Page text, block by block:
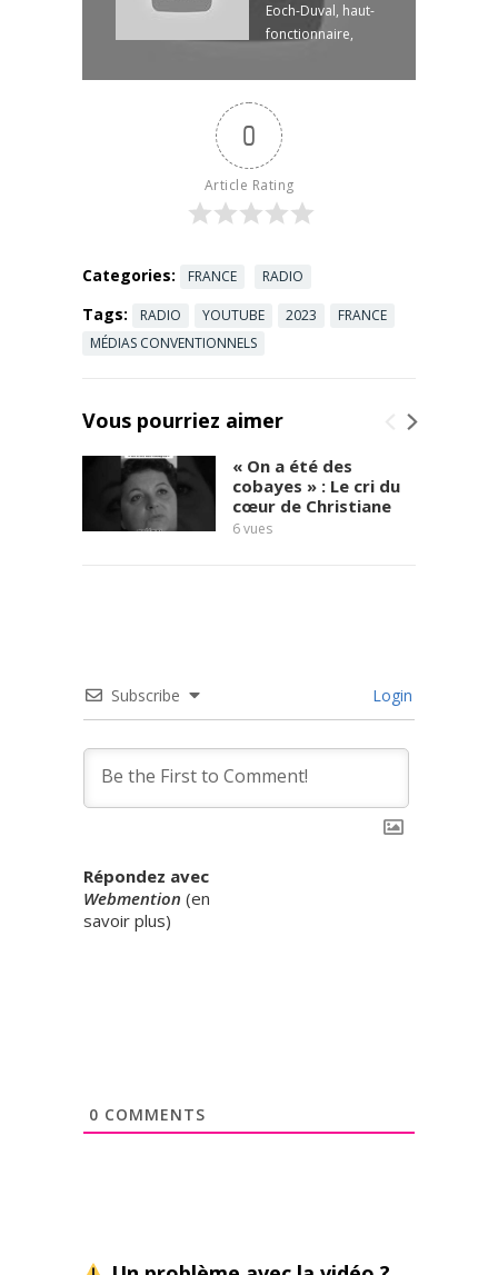
dans une ...
Read more
Eoch-Duval, haut-
fonctionnaire,
l'inflation
normative Site de
Vigie Normes :
Accueil -
Retrouvez Bercoff
dans tous ses
...Read more
0
Article Rating
Categories: FRANCE RADIO
Tags: RADIO YOUTUBE 2023
FRANCE
MÉDIAS CONVENTIONNELS
Vous pourriez aimer
« On a été des
cobayes » : Le cri du
cœur de Christiane
6vues
Subscribe Login
Répondez avec
Webmention (en
savoir plus)
0 COMMENTS